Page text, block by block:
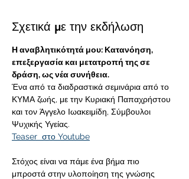
Σχετικά με την εκδήλωση
Η αναβλητικότητά μου: Κατανόηση,
επεξεργασία και μετατροπή της σε
δράση, ως νέα συνήθεια.
Ένα από τα διαδραστικά σεμινάρια από το
ΚΥΜΑ ζωής, με την Κυριακή Παπαχρήστου
και τον Άγγελο Ιωακειμίδη, Σύμβουλοι
Ψυχικής Υγείας.
Teaser  στο Youtube
Στόχος είναι να πάμε ένα βήμα πιο
μπροστά στην υλοποίηση της γνώσης